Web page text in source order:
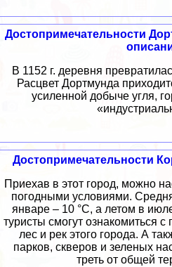
Достопримечательности
В 1152 г. деревня
Расцвет Дортмунда
усиленной добыче угля,
Достопримечательности
Приехав в этот город, можно
погодными условиями.
январе – 10 °C, а летом в
туристы смогут ознакомиться
лес и рек этого города. А
парков, скверов и зеленых
треть от общей